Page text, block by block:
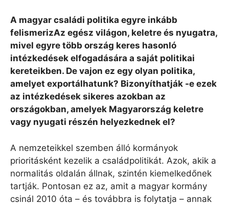
A magyar családi politika egyre inkább
felismerizAz egész világon, keletre és nyugatra,
mivel egyre több ország keres hasonló
intézkedések elfogadására a saját politikai
kereteikben. De vajon ez egy olyan politika,
amelyet exportálhatunk? Bizonyíthatják -e ezek
az intézkedések sikeres azokban az
országokban, amelyek Magyarország keletre
vagy nyugati részén helyezkednek el?
A nemzeteikkel szemben álló kormányok
prioritásként kezelik a családpolitikát. Azok, akik a
normalitás oldalán állnak, szintén kiemelkedőnek
tartják. Pontosan ez az, amit a magyar kormány
csinál 2010 óta – és továbbra is folytatja – annak